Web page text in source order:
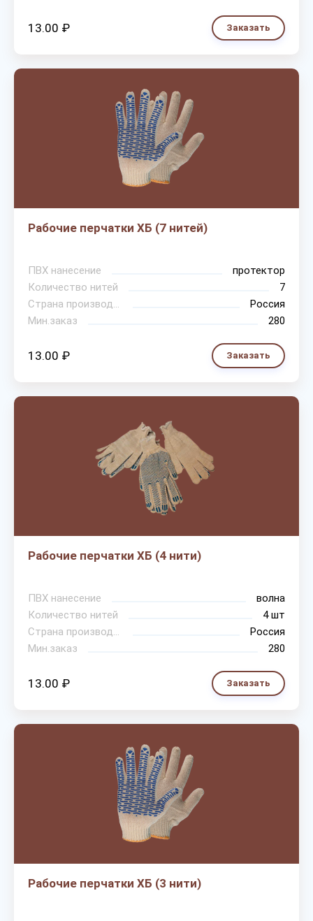
13.00 ₽ Заказать
Рабочие перчатки ХБ (7 нитей)
ПВХ нанесение
протектор
Количество нитей
7
Страна производитель
Россия
Мин.заказ
280
13.00 ₽ Заказать
Рабочие перчатки ХБ (4 нити)
ПВХ нанесение
волна
Количество нитей
4 шт
Страна производитель
Россия
Мин.заказ
280
13.00 ₽ Заказать
Рабочие перчатки ХБ (3 нити)